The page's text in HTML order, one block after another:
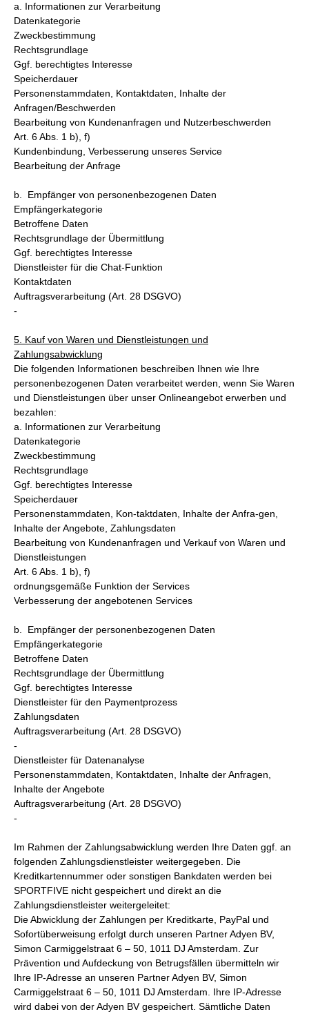
a. Informationen zur Verarbeitung
Datenkategorie
Zweckbestimmung
Rechtsgrundlage
Ggf. berechtigtes Interesse
Speicherdauer
Personenstammdaten, Kontaktdaten, Inhalte der
Anfragen/Beschwerden
Bearbeitung von Kundenanfragen und Nutzerbeschwerden
Art. 6 Abs. 1 b), f)
Kundenbindung, Verbesserung unseres Service
Bearbeitung der Anfrage
b. Empfänger von personenbezogenen Daten
Empfängerkategorie
Betroffene Daten
Rechtsgrundlage der Übermittlung
Ggf. berechtigtes Interesse
Dienstleister für die Chat-Funktion
Kontaktdaten
Auftragsverarbeitung (Art. 28 DSGVO)
-
5. Kauf von Waren und Dienstleistungen und
Zahlungsabwicklung
Die folgenden Informationen beschreiben Ihnen wie Ihre
personenbezogenen Daten verarbeitet werden, wenn Sie Waren
und Dienstleistungen über unser Onlineangebot erwerben und
bezahlen:
a. Informationen zur Verarbeitung
Datenkategorie
Zweckbestimmung
Rechtsgrundlage
Ggf. berechtigtes Interesse
Speicherdauer
Personenstammdaten, Kon-taktdaten, Inhalte der Anfra-gen,
Inhalte der Angebote, Zahlungsdaten
Bearbeitung von Kundenanfragen und Verkauf von Waren und
Dienstleistungen
Art. 6 Abs. 1 b), f)
ordnungsgemäße Funktion der Services
Verbesserung der angebotenen Services
b. Empfänger der personenbezogenen Daten
Empfängerkategorie
Betroffene Daten
Rechtsgrundlage der Übermittlung
Ggf. berechtigtes Interesse
Dienstleister für den Paymentprozess
Zahlungsdaten
Auftragsverarbeitung (Art. 28 DSGVO)
-
Dienstleister für Datenanalyse
Personenstammdaten, Kontaktdaten, Inhalte der Anfragen,
Inhalte der Angebote
Auftragsverarbeitung (Art. 28 DSGVO)
-
Im Rahmen der Zahlungsabwicklung werden Ihre Daten ggf. an
folgenden Zahlungsdienstleister weitergegeben. Die
Kreditkartennummer oder sonstigen Bankdaten werden bei
SPORTFIVE nicht gespeichert und direkt an die
Zahlungsdienstleister weitergeleitet:
Die Abwicklung der Zahlungen per Kreditkarte, PayPal und
Sofortüberweisung erfolgt durch unseren Partner Adyen BV,
Simon Carmiggelstraat 6 – 50, 1011 DJ Amsterdam. Zur
Prävention und Aufdeckung von Betrugsfällen übermitteln wir
Ihre IP-Adresse an unseren Partner Adyen BV, Simon
Carmiggelstraat 6 – 50, 1011 DJ Amsterdam. Ihre IP-Adresse
wird dabei von der Adyen BV gespeichert. Sämtliche Daten